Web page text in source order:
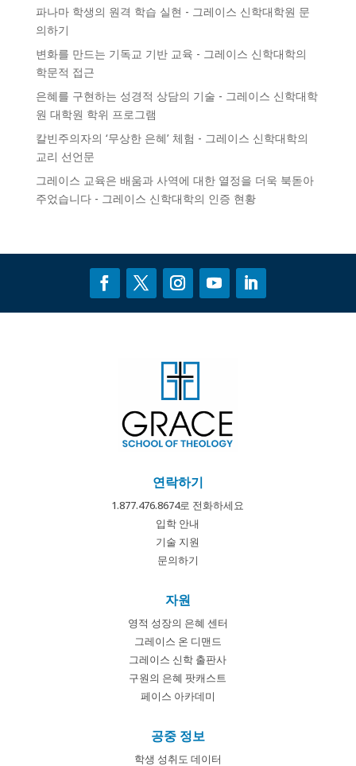
파나마 학생의 원격 학습 실현 - 그레이스 신학대학원 문
의하기
변화를 만드는 기독교 기반 교육 - 그레이스 신학대학의
학문적 접근
은혜를 구현하는 성경적 상담의 기술 - 그레이스 신학대학
원 대학원 학위 프로그램
칼빈주의자의 ‘무상한 은혜’ 체험 - 그레이스 신학대학의
교리 선언문
그레이스 교육은 배움과 사역에 대한 열정을 더욱 북돋아
주었습니다 - 그레이스 신학대학의 인증 현황
연락하기
1.877.476.8674로 전화하세요
입학 안내
기술 지원
문의하기
자원
영적 성장의 은혜 센터
그레이스 온 디맨드
그레이스 신학 출판사
구원의 은혜 팟캐스트
페이스 아카데미
공중 정보
학생 성취도 데이터